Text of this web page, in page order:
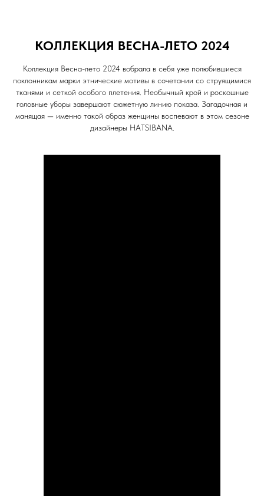
КОЛЛЕКЦИЯ ВЕСНА-ЛЕТО 2024
Коллекция Весна-лето 2024 вобрала в себя уже полюбившиеся
поклонникам марки этнические мотивы в сочетании со струящимися
тканями и сеткой особого плетения. Необычный крой и роскошные
головные уборы завершают сюжетную линию показа. Загадочная и
манящая — именно такой образ женщины воспевают в этом сезоне
дизайнеры HATSIBANA.